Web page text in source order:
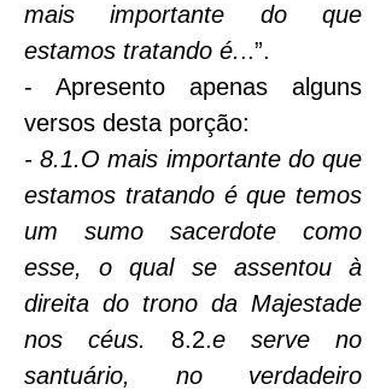
mais
importante do que
estamos tratando é...”.
- Apresento apenas alguns
versos desta porção:
- 8.1.O mais importante do que
estamos tratando é que temos
um sumo sacerdote como
esse, o qual se assentou à
direita do trono da Majestade
nos céus. 8.2.e serve no
santuário, no verdadeiro